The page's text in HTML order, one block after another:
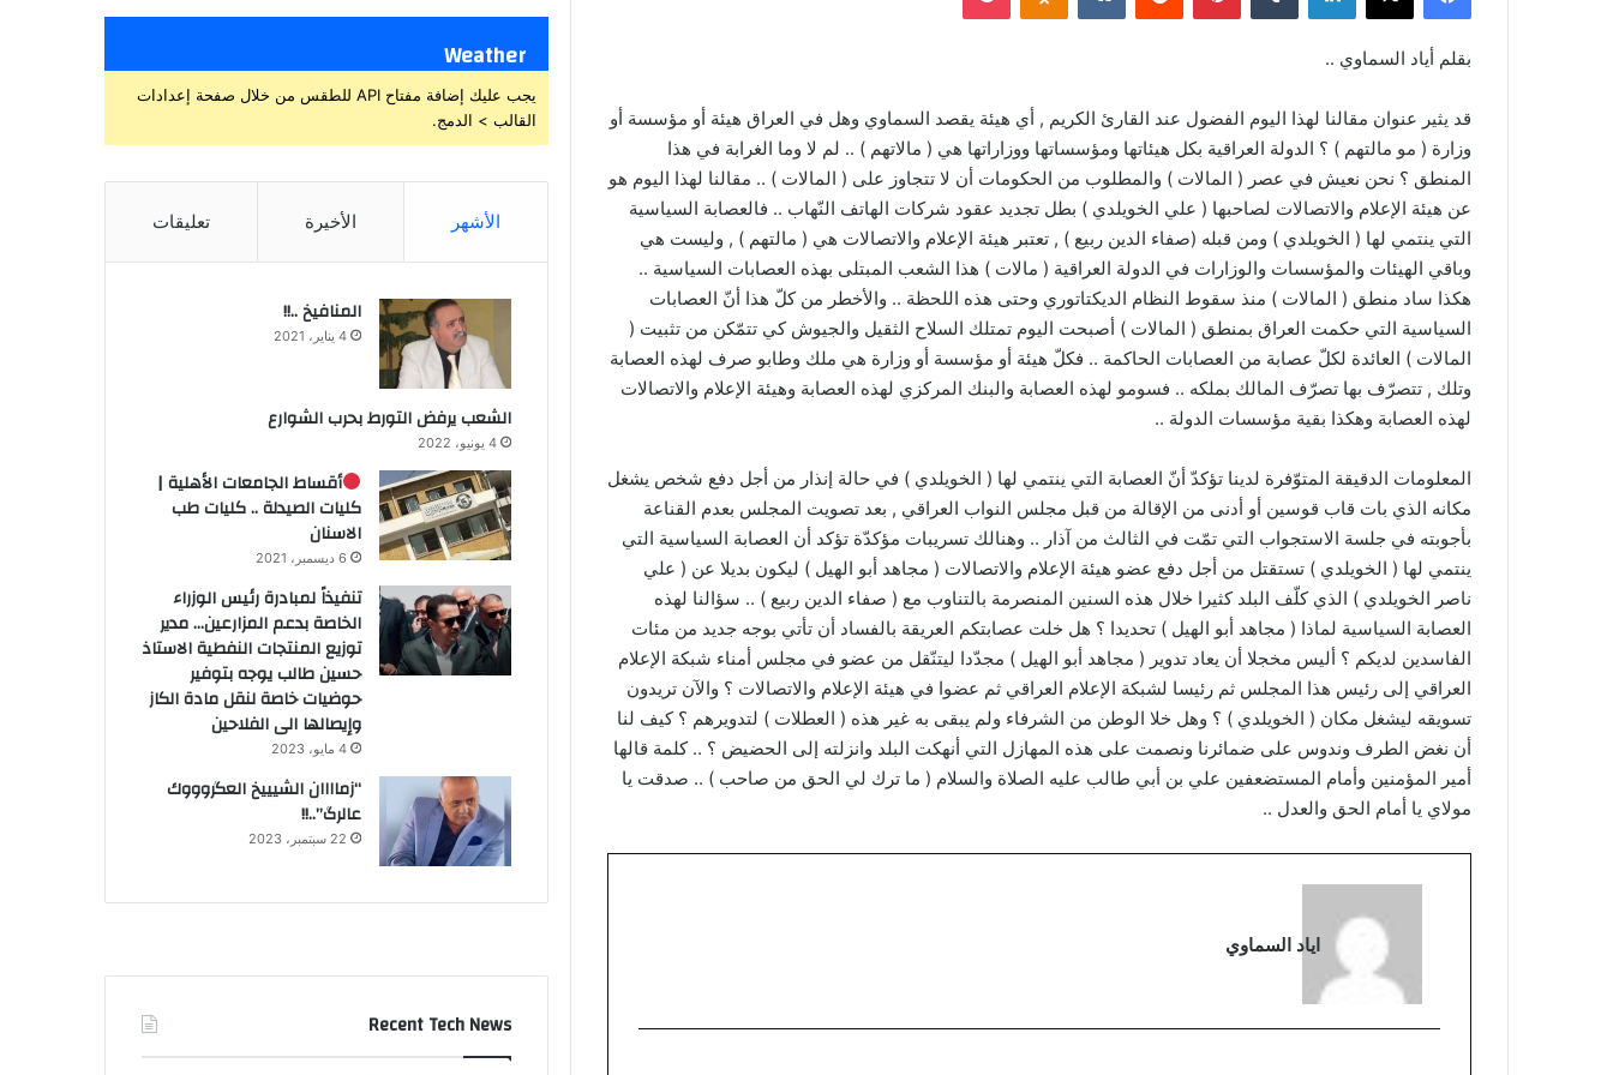
بقلم أياد السماوي ..
قد يثير عنوان مقالنا لهذا اليوم الفضول عند القارئ الكريم , أي هيئة يقصد السماوي وهل في العراق هيئة أو مؤسسة أو
وزارة ( مو مالتهم ) ؟ الدولة العراقية بكل هيئاتها ومؤسساتها ووزاراتها هي ( مالاتهم ) .. لم لا وما الغرابة في هذا
المنطق ؟ نحن نعيش في عصر ( المالات ) والمطلوب من الحكومات أن لا تتجاوز على ( المالات ) .. مقالنا لهذا اليوم هو
عن هيئة الإعلام والاتصالات لصاحبها ( علي الخويلدي ) بطل تجديد عقود شركات الهاتف النّهاب .. فالعصابة السياسية
التي ينتمي لها ( الخويلدي ) ومن قبله (صفاء الدين ربيع ) , تعتبر هيئة الإعلام والاتصالات هي ( مالتهم ) , وليست هي
وباقي الهيئات والمؤسسات والوزارات في الدولة العراقية ( مالات ) هذا الشعب المبتلى بهذه العصابات السياسية ..
هكذا ساد منطق ( المالات ) منذ سقوط النظام الديكتاتوري وحتى هذه اللحظة .. والأخطر من كلّ هذا أنّ العصابات
السياسية التي حكمت العراق بمنطق ( المالات ) أصبحت اليوم تمتلك السلاح الثقيل والجيوش كي تتمّكن من تثبيت (
المالات ) العائدة لكلّ عصابة من العصابات الحاكمة .. فكلّ هيئة أو مؤسسة أو وزارة هي ملك وطابو صرف لهذه العصابة
وتلك , تتصرّف بها تصرّف المالك بملكه .. فسومو لهذه العصابة والبنك المركزي لهذه العصابة وهيئة الإعلام والاتصالات
لهذه العصابة وهكذا بقية مؤسسات الدولة ..
المعلومات الدقيقة المتوّفرة لدينا تؤكدّ أنّ العصابة التي ينتمي لها ( الخويلدي ) في حالة إنذار من أجل دفع شخص يشغل
مكانه الذي بات قاب قوسين أو أدنى من الإقالة من قبل مجلس النواب العراقي , بعد تصويت المجلس بعدم القناعة
بأجوبته في جلسة الاستجواب التي تمّت في الثالث من آذار .. وهنالك تسريبات مؤكدّة تؤكد أن العصابة السياسية التي
ينتمي لها ( الخويلدي ) تستقتل من أجل دفع عضو هيئة الإعلام والاتصالات ( مجاهد أبو الهيل ) ليكون بديلا عن ( علي
ناصر الخويلدي ) الذي كلّف البلد كثيرا خلال هذه السنين المنصرمة بالتناوب مع ( صفاء الدين ربيع ) .. سؤالنا لهذه
العصابة السياسية لماذا ( مجاهد أبو الهيل ) تحديدا ؟ هل خلت عصابتكم العريقة بالفساد أن تأتي بوجه جديد من مئات
الفاسدين لديكم ؟ أليس مخجلا أن يعاد تدوير ( مجاهد أبو الهيل ) مجدّدا ليتنّقل من عضو في مجلس أمناء شبكة الإعلام
العراقي إلى رئيس هذا المجلس ثم رئيسا لشبكة الإعلام العراقي ثم عضوا في هيئة الإعلام والاتصالات ؟ والآن تريدون
تسويقه ليشغل مكان ( الخويلدي ) ؟ وهل خلا الوطن من الشرفاء ولم يبقى به غير هذه ( العطلات ) لتدويرهم ؟ كيف لنا
أن نغض الطرف وندوس على ضمائرنا ونصمت على هذه المهازل التي أنهكت البلد وانزلته إلى الحضيض ؟ .. كلمة قالها
أمير المؤمنين وأمام المستضعفين علي بن أبي طالب عليه الصلاة والسلام ( ما ترك لي الحق من صاحب ) .. صدقت يا
مولاي يا أمام الحق والعدل ..
اياد السماوي
Weather
يجب عليك إضافة مفتاح API للطقس من خلال صفحة إعدادات
القالب > الدمج.
الأشهر الأخيرة تعليقات
المنافيخ ..!!
4 يناير، 2021
الشعب يرفض التورط بحرب الشوارع
4 يونيو، 2022
أقساط الجامعات الأهلية |
كليات الصيدلة .. كليات طب
الاسنان
6 ديسمبر، 2021
تنفيذاً لمبادرة رئيس الوزراء
الخاصة بدعم المزارعين… مدير
توزيع المنتجات النفطية الاستاذ
حسين طالب يوجه بتوفير
حوضيات خاصة لنقل مادة الكاز
وإيصالها الى الفلاحين
4 مايو، 2023
“زماااان الشيييخ العگروووك
عالرگ”..!!
22 سبتمبر، 2023
Recent Tech News